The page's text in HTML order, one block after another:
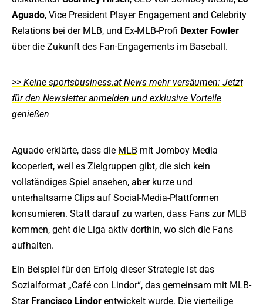
Aguado, Vice President Player Engagement and Celebrity
Relations bei der MLB, und Ex-MLB-Profi Dexter Fowler
über die Zukunft des Fan-Engagements im Baseball.
>> Keine sportsbusiness.at News mehr versäumen: Jetzt
für den Newsletter anmelden und exklusive Vorteile
genießen
Aguado erklärte, dass die MLB mit Jomboy Media
kooperiert, weil es Zielgruppen gibt, die sich kein
vollständiges Spiel ansehen, aber kurze und
unterhaltsame Clips auf Social-Media-Plattformen
konsumieren. Statt darauf zu warten, dass Fans zur MLB
kommen, geht die Liga aktiv dorthin, wo sich die Fans
aufhalten.
Ein Beispiel für den Erfolg dieser Strategie ist das
Sozialformat „Café con Lindor“, das gemeinsam mit MLB-
Star Francisco Lindor entwickelt wurde. Die vierteilige